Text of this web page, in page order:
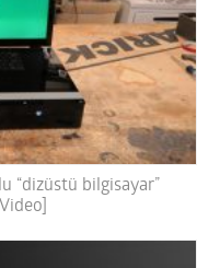
“dizüstü bilgisayar”